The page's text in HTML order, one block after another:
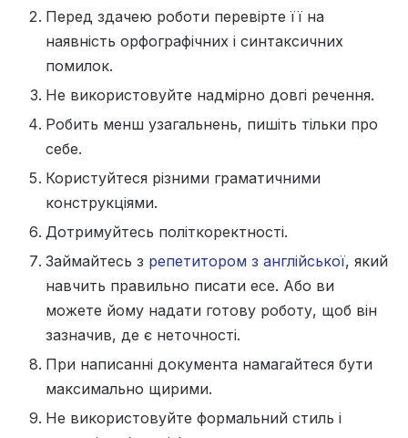
Перед здачею роботи перевірте її на
наявність орфографічних і синтаксичних
помилок.
Не використовуйте надмірно довгі речення.
Робить менш узагальнень, пишіть тільки про
себе.
Користуйтеся різними граматичними
конструкціями.
Дотримуйтесь політкоректності.
Займайтесь з репетитором з англійської, який
навчить правильно писати есе. Або ви
можете йому надати готову роботу, щоб він
зазначив, де є неточності.
При написанні документа намагайтеся бути
максимально щирими.
Не використовуйте формальний стиль і